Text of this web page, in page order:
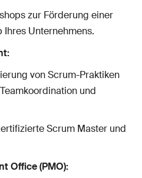
zur Förderung einer
Unternehmens.
von Scrum-Praktiken
und
Scrum Master und
Office (PMO):